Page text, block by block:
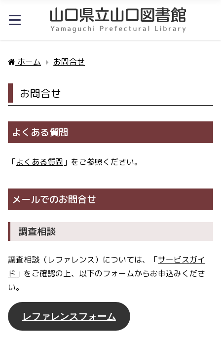
ホーム お問合せ
お問合せ
よくある質問
「よくある質問 」をご参照ください。
メールでのお問合せ
調査相談
調査相談（レファレンス）については、「サービスガイ
ド 」をご確認の上、以下のフォームからお申込みくださ
い。
レファレンスフォーム